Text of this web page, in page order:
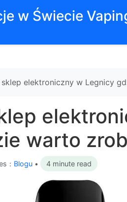
w Świecie
sklep elektroniczny w Legnicy
warto
： Blogu • 4 minute read